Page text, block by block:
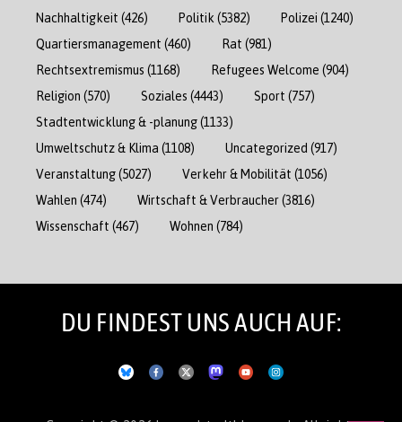
Nachhaltigkeit (426) Politik (5382) Polizei (1240)
Quartiersmanagement (460) Rat (981)
Rechtsextremismus (1168) Refugees Welcome (904)
Religion (570) Soziales (4443) Sport (757)
Stadtentwicklung & -planung(1133)
Umweltschutz & Klima (1108) Uncategorized (917)
Veranstaltung(5027) Verkehr & Mobilität (1056)
Wahlen (474) Wirtschaft & Verbraucher(3816)
Wissenschaft (467) Wohnen (784)
DU FINDEST UNS AUCH AUF: